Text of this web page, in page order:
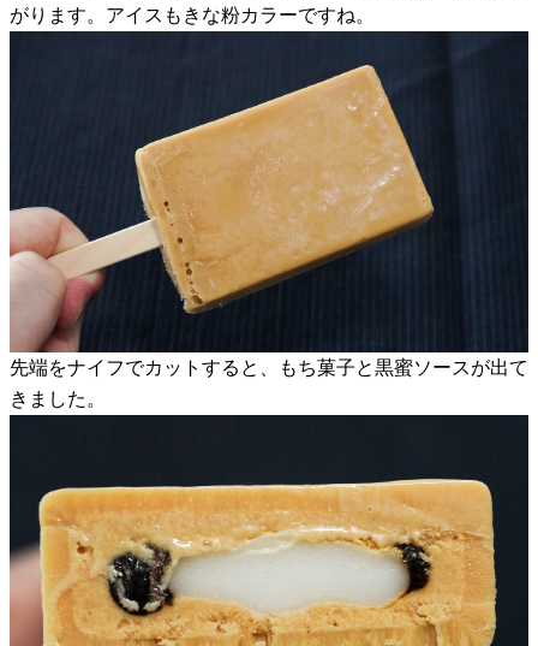
がります。アイスもきな粉カラーですね。
先端をナイフでカットすると、もち菓子と黒蜜ソースが出て
きました。